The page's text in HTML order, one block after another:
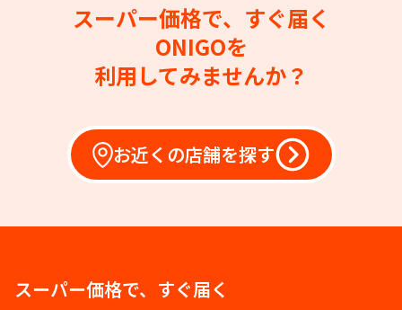
スーパー価格で、すぐ届く
ONIGOを
利用してみませんか？
お近くの店舗を探す
スーパー価格で、すぐ届く